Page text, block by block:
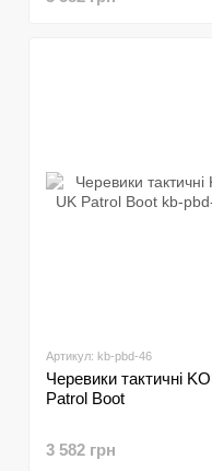
Артикул: kb-pbd-46
Черевики тактичні
Patrol Boot
3 582 грн